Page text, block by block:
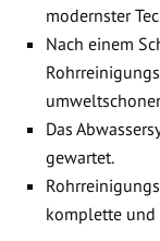
modernster
Nach einem
Das
gewartet.
komplette und